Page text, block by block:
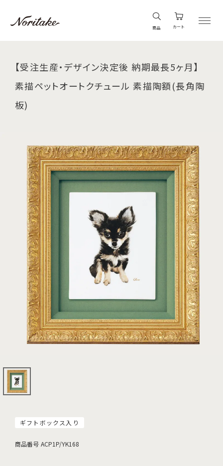
商品 カート
【受注生産・デザイン決定後 納期最長5ヶ月】
素描ペットオートクチュール 素描陶額(長角陶
板)
ギフトボックス入り
商品番号 ACP1P/YK168